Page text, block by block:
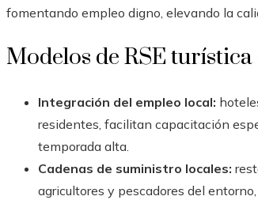
fomentando empleo digno, elevando la
Modelos de RSE
Integración del empleo local:
residentes, facilitan capacitación
temporada alta.
Cadenas de suministro locales:
agricultores y pescadores del